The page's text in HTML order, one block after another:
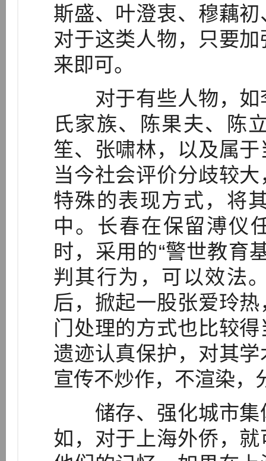
斯盛、叶澄衷、穆藕
对于这类人物，只要
来即可。
对于有些人物，如
氏家族、陈果夫、陈
笙、张啸林，以及属
当今社会评价分歧较
特殊的表现方式，将
中。长春在保留溥仪
时，采用的“警世教育
判其行为，可以效法
后，掀起一股张爱玲
门处理的方式也比较
遗迹认真保护，对其
宣传不炒作，不渲染，
储存、强化城市集
如，对于上海外侨，